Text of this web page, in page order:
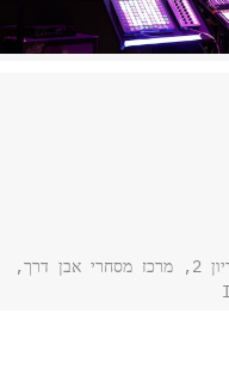
מועדון הגיאז, שדרות דוד בן גוריון 2, מרכז מסחרי אבן דרך,